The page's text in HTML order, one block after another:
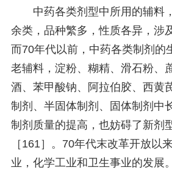
中药各类剂型中所用的辅料
余类，品种繁多，性质各异，涉
而70年代以前，中药各类制剂的
老辅料，淀粉、糊精、滑石粉、
酒、苯甲酸钠、阿拉伯胶、西黄
制剂、半固体制剂、固体制剂中
制剂质量的提高，也妨碍了新剂
［161］。70年代末改革开放以
业，化学工业和卫生事业的发展